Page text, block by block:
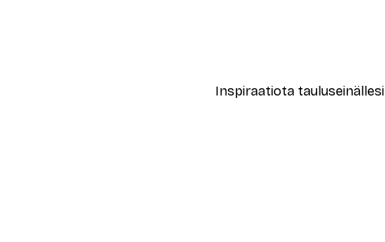
Inspiraatiota tauluseinällesi